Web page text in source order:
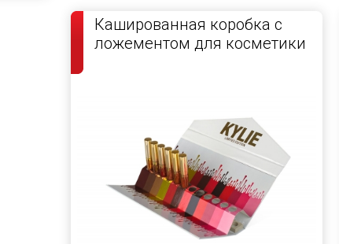
Кашированная коробка с
ложементом для косметики